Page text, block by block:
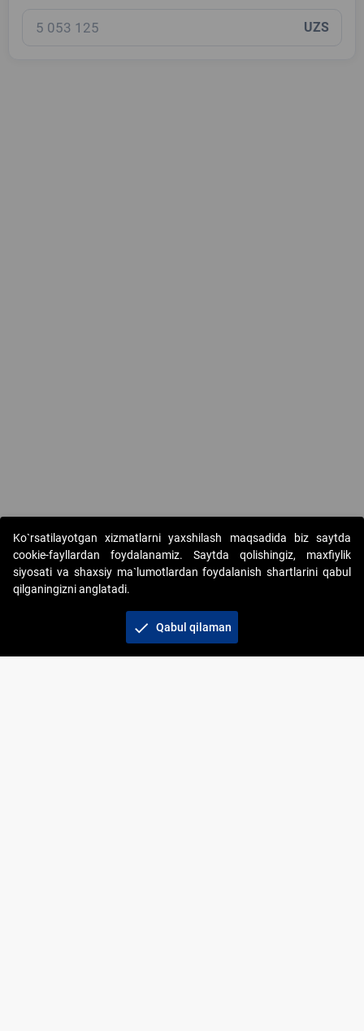
UZS
Copyright © 2017-2026. "Elektron onlayn-auksionlarni
tashkil etish" AJ. Barcha huquqlar himoyalangan
Ko`rsatilayotgan xizmatlarni yaxshilash maqsadida biz saytda
cookie-fayllardan foydalanamiz. Saytda qolishingiz, maxfiylik
siyosati va shaxsiy ma`lumotlardan foydalanish shartlarini qabul
qilganingizni anglatadi.
check Qabul qilaman